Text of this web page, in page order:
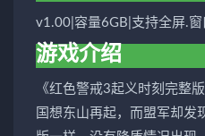
v1.00|容量6GB|支持全屏.
游戏介绍
《红色警戒3起义时刻完整
国想东山再起，而盟军却发